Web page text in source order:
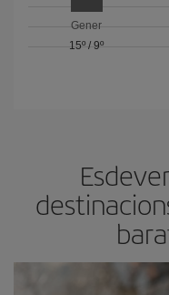
Gener
15º /9º